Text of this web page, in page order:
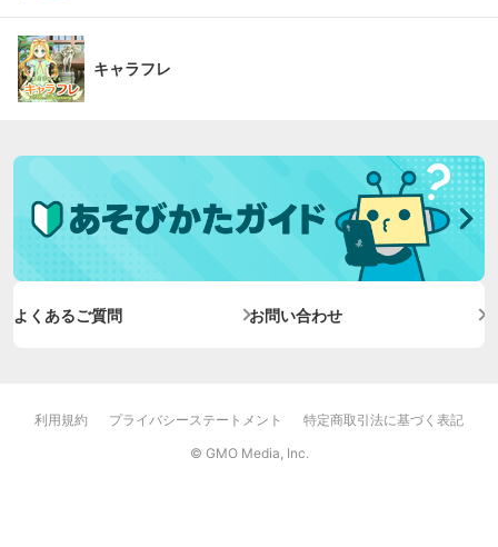
キャラフレ
よくあるご質問 お問い合わせ
利用規約 プライバシーステートメント
特定商取引法に基づく表記
© GMO Media, Inc.